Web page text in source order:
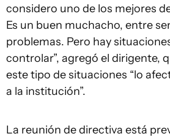
considero uno de los mejores
Es un buen muchacho, entre
problemas. Pero hay
controlar”, agregó el dirigente,
este tipo de situaciones “lo
a la institución”.
La reunión de directiva está